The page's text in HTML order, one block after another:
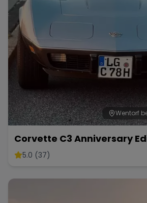
Wentorf
Corvette C3 Anniversary
5.0 (37)